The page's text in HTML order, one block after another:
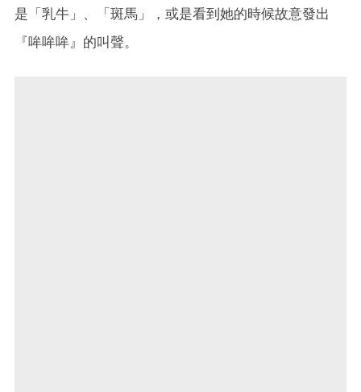
是「乳牛」、「斑馬」，或是看到她的時候故意發出
『哞哞哞』的叫聲。